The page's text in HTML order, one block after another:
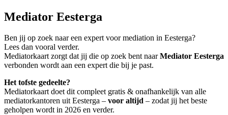
Mediator Eesterga
Ben jij op zoek naar een expert voor mediation in Eesterga?
Lees dan vooral verder.
Mediatorkaart zorgt dat jij die op zoek bent naarMediator Eesterga
verbonden wordt aan een expert die bij je past.
Het tofste gedeelte?
Mediatorkaart doet dit compleet gratis & onafhankelijk van alle
mediatorkantoren uit Eesterga – voor altijd – zodat jij het beste
geholpen wordt in 2026 en verder.